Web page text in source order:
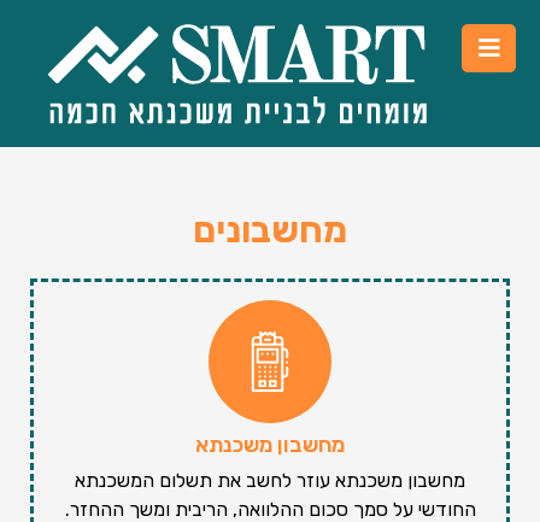
מחשבונים
מחשבון משכנתא
מחשבון משכנתא עוזר לחשב את תשלום המשכנתא
החודשי על סמך סכום ההלוואה, הריבית ומשך ההחזר.